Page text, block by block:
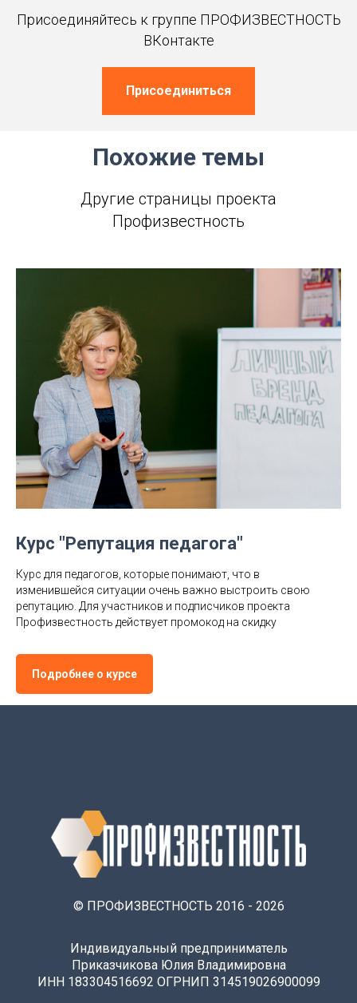
Присоединяйтесь к группе ПРОФИЗВЕСТНОСТЬ
ВКонтакте
Присоединиться
Похожие темы
Другие страницы проекта
Профизвестность
Курс "Репутация педагога"
Курс для педагогов, которые понимают, что в
изменившейся ситуации очень важно выстроить свою
репутацию. Для участников и подписчиков проекта
Профизвестность действует промокод на скидку
Подробнее о курсе
© ПРОФИЗВЕСТНОСТЬ 2016 - 2026
Индивидуальный предприниматель
Приказчикова Юлия Владимировна
ИНН 183304516692 ОГРНИП 314519026900099